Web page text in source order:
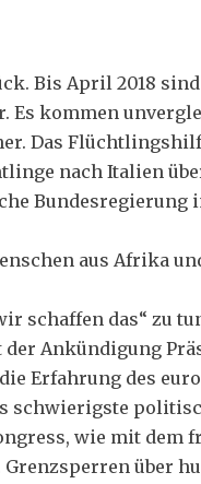
Bis April 2018
Es kommen
Das
nach Italien
Bundesregierung
aus Afrika
schaffen das“ zu
Ankündigung
Erfahrung des
schwierigste
wie mit dem
über